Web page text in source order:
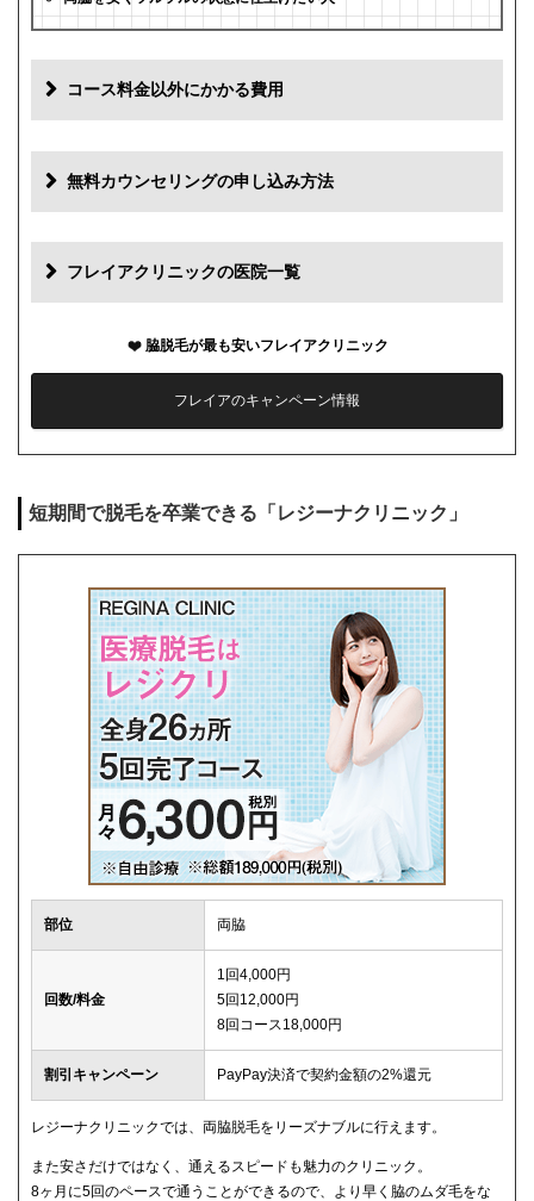
コース料金以外にかかる費用
初診料 0円
再診料
0円
キャンセル料 1回まで0円
無料カウンセリングの申し込み方法
フレイアクリニックの医院一覧
脇脱毛が最も安いフレイアクリニック
フレイアのキャンペーン情報
短期間で脱毛を卒業できる「レジーナクリニック」
部位 両脇
回数/料金
1回4,000円
5回12,000円
8回コース18,000円
割引キャンペーン PayPay決済で契約金額の2%還元
レジーナクリニックでは、両脇脱毛をリーズナブルに行えます。
また安さだけではなく、通えるスピードも魅力のクリニック。
8ヶ月に5回のペースで通うことができるので、より早く脇のムダ毛をな